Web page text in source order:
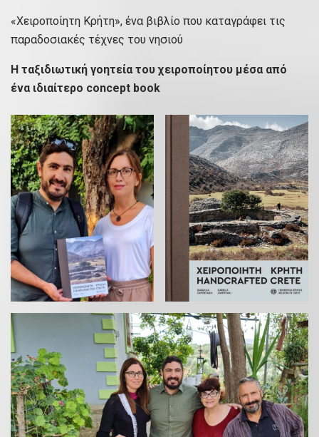
«Χειροποίητη Κρήτη», ένα βιβλίο που καταγράφει τις
παραδοσιακές τέχνες του νησιού
Η ταξιδιωτική γοητεία του χειροποίητου μέσα από
ένα ιδιαίτερο concept book